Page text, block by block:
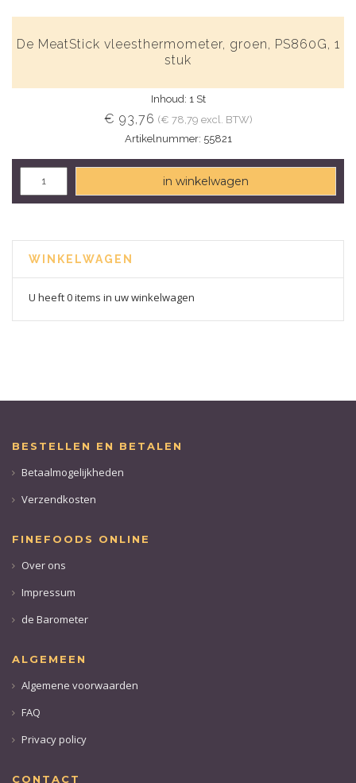
De MeatStick vleesthermometer, groen, PS860G, 1
stuk
Inhoud: 1 St
€ 93,76 (€ 78,79 excl. BTW)
Artikelnummer: 55821
in winkelwagen
WINKELWAGEN
U heeft 0 items in uw winkelwagen
BESTELLEN EN BETALEN
Betaalmogelijkheden
Verzendkosten
FINEFOODS ONLINE
Over ons
Impressum
de Barometer
ALGEMEEN
Algemene voorwaarden
FAQ
Privacy policy
CONTACT